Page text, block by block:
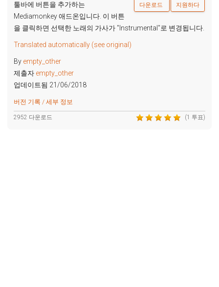
다운로드 지원하다
툴바에 버튼을 추가하는
Mediamonkey 애드온입니다. 이 버튼
을 클릭하면 선택한 노래의 가사가 "Instrumental"로 변경됩니다.
Translated automatically (see original)
By empty_other
제출자 empty_other
업데이트됨 21/06/2018
버전 기록 / 세부 정보
(1 투표)
2952 다운로드